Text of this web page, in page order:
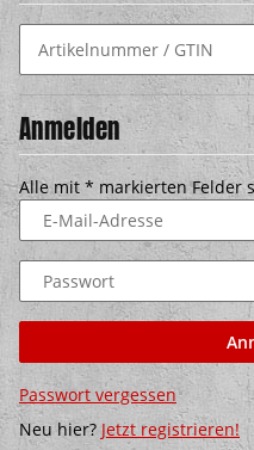
Anmelden
Alle mit * markierten Felder
E-Mail-Adresse
Passwort
Passwort vergessen
Neu hier? Jetzt registrieren!